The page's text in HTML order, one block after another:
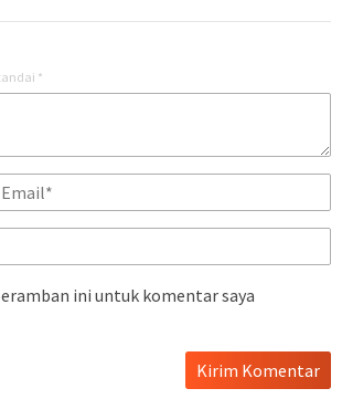
*
ini untuk komentar saya